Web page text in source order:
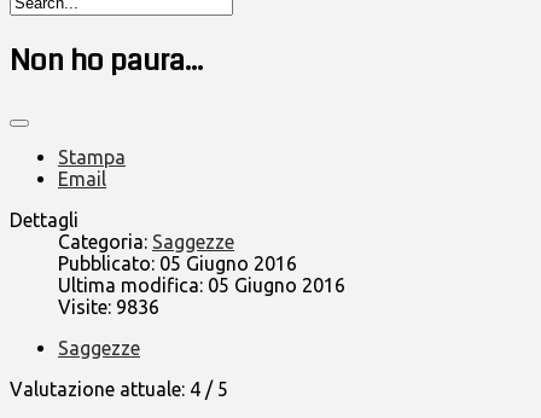
Non ho paura...
Stampa
Email
Dettagli
Categoria: Saggezze
Pubblicato: 05 Giugno 2016
Ultima modifica: 05 Giugno 2016
Visite: 9836
Saggezze
Valutazione attuale: 4 / 5